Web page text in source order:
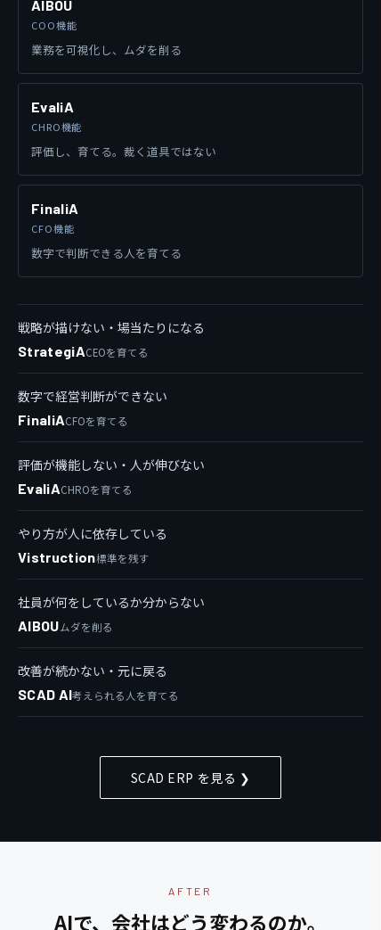
AIBOU
COO機能
業務を可視化し、ムダを削る
EvaliA
CHRO機能
評価し、育てる。裁く道具ではない
FinaliA
CFO機能
数字で判断できる人を育てる
戦略が描けない・場当たりになる
StrategiACEOを育てる
数字で経営判断ができない
FinaliACFOを育てる
評価が機能しない・人が伸びない
EvaliACHROを育てる
やり方が人に依存している
Vistruction標準を残す
社員が何をしているか分からない
AIBOUムダを削る
改善が続かない・元に戻る
SCAD AI考えられる人を育てる
SCAD ERP を見る ❯
AFTER
AIで、会社はどう変わるのか。